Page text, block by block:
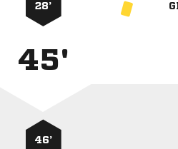
28’
45'
46’